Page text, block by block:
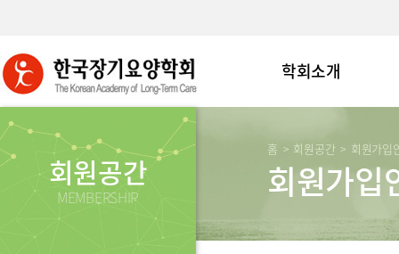
학회소개
홈 > 회원공간 > 회원가입
회원가입
회원공간
MEMBERSHIP